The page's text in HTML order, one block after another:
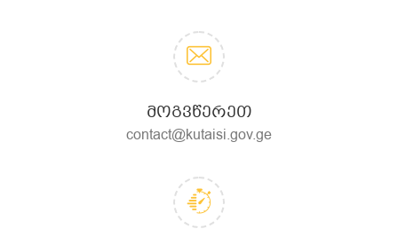
ᲛᲝᲒᲕᲬᲔᲠᲔᲗ
contact@kutaisi.gov.ge